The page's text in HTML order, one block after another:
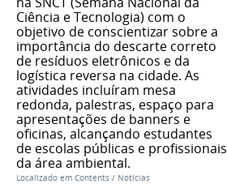
Ciência e Tecnologia) com o
objetivo de conscientizar sobre a
importância do descarte correto
de resíduos eletrônicos e da
logística reversa na cidade. As
atividades incluíram mesa
redonda, palestras, espaço para
apresentações de banners e
oficinas, alcançando estudantes
de escolas públicas e profissionais
da área ambiental.
Localizado em Contents / Notícias